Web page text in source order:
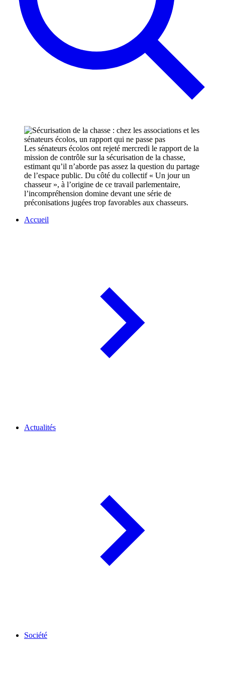
Les sénateurs écolos ont rejeté mercredi le rapport de la
mission de contrôle sur la sécurisation de la chasse,
estimant qu’il n’aborde pas assez la question du partage
de l’espace public. Du côté du collectif « Un jour un
chasseur », à l’origine de ce travail parlementaire,
l’incompréhension domine devant une série de
préconisations jugées trop favorables aux chasseurs.
Accueil
Actualités
Société